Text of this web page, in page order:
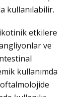
kullanılabilir.
etkilere
ve
kullanımda